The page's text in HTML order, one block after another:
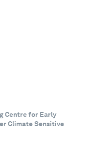
Centre for Early
Climate Sensitive